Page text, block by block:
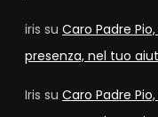
iris su Caro Padre
presenza, nel tuo
Iris su Caro Padre